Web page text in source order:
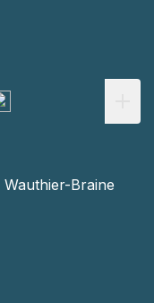
Wauthier-Braine